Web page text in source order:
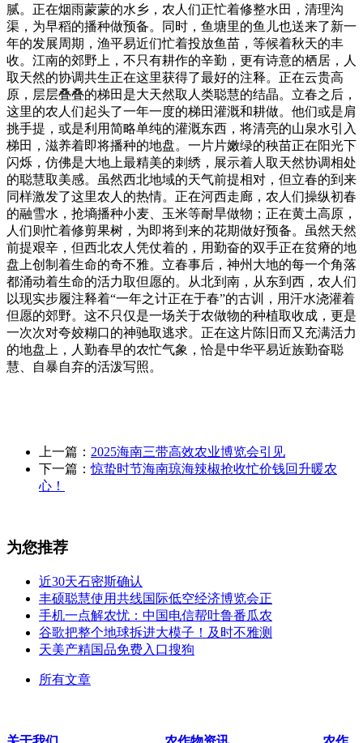
腻。正在烟雨蒙蒙的水乡，农人们正忙着修整水田，清理沟
渠，为早稻的播种做预备。同时，鱼塘里的鱼儿也送来了新一
年的发展周期，渔平易近们忙着投放鱼苗，等候着秋天的丰
收。江南的郊野上，不只有耕作的辛勤，更有诗意的栖居，人
取天然的协调共生正在这里获得了最好的注释。正在云贵高
原，层层叠叠的梯田是大天然取人类聪慧的结晶。立春之后，
这里的农人们起头了一年一度的梯田灌溉和耕做。他们或是肩
挑手提，或是利用简略单纯的灌溉东西，将清亮的山泉水引入
梯田，滋养着即将播种的地盘。一片片嫩绿的秧苗正在阳光下
闪烁，仿佛是大地上最精美的刺绣，展示着人取天然协调相处
的聪慧取美感。虽然西北地域的天气前提相对，但立春的到来
同样激发了这里农人的热情。正在河西走廊，农人们操纵初春
的融雪水，抢墒播种小麦、玉米等耐旱做物；正在黄土高原，
人们则忙着修剪果树，为即将到来的花期做好预备。虽然天然
前提艰辛，但西北农人凭仗着的，用勤奋的双手正在贫瘠的地
盘上创制着生命的奇不雅。立春事后，神州大地的每一个角落
都涌动着生命的活力取但愿的。从北到南，从东到西，农人们
以现实步履注释着“一年之计正在于春”的古训，用汗水浇灌着
但愿的郊野。这不只仅是一场关于农做物的种植取收成，更是
一次次对夸姣糊口的神驰取逃求。正在这片陈旧而又充满活力
的地盘上，人勤春早的农忙气象，恰是中华平易近族勤奋聪
慧、自暴自弃的活泼写照。
上一篇： 2025海南三带高效农业博览会引见
下一篇：惊蛰时节海南琼海辣椒抢收忙价钱回升暖农
心！
为您推荐
近30天石密斯确认
丰硕聪慧使用共线国际低空经济博览会正
手机一点解农忧：中国电信帮吐鲁番瓜农
谷歌把整个地球拆进大模子！及时不雅测
天美产精国品免费入口搜狗
所有文章